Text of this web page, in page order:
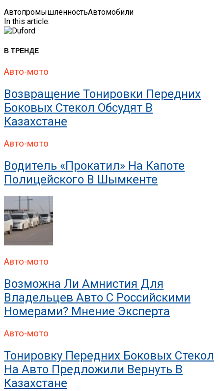
АвтопромышленностьАвтомобили
In this article:
В ТРЕНДЕ
Авто-мото
Возвращение Тонировки Передних
Боковых Стекол Обсудят В
Казахстане
Авто-мото
Водитель «прокатил» На Капоте
Полицейского В Шымкенте
Авто-мото
Возможна Ли Амнистия Для
Владельцев Авто С Российскими
Номерами? Мнение Эксперта
Авто-мото
Тонировку Передних Боковых Стекол
На Авто Предложили Вернуть В
Казахстане